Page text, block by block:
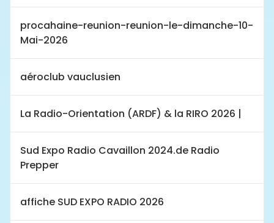
procahaine-reunion-reunion-le-dimanche-10-
Mai-2026
aéroclub vauclusien
La Radio-Orientation (ARDF) & la RIRO 2026 |
Sud Expo Radio Cavaillon 2024.de Radio
Prepper
affiche SUD EXPO RADIO 2026